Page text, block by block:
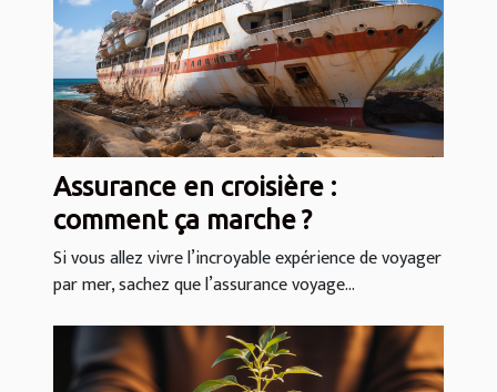
Assurance en croisière :
comment ça marche ?
Si vous allez vivre l’incroyable expérience de voyager
par mer, sachez que l’assurance voyage...